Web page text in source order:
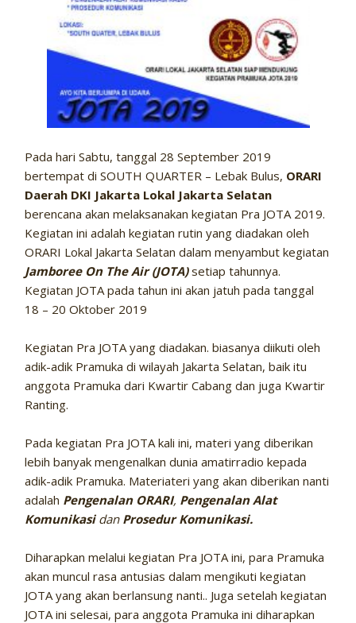
Pada hari Sabtu, tanggal 28 September 2019
bertempat di SOUTH QUARTER – Lebak Bulus, ORARI
Daerah DKI Jakarta Lokal Jakarta Selatan
berencana akan melaksanakan kegiatan Pra JOTA 2019.
Kegiatan ini adalah kegiatan rutin yang diadakan oleh
ORARI Lokal Jakarta Selatan dalam menyambut kegiatan
Jamboree On The Air (JOTA)setiap tahunnya.
Kegiatan JOTA pada tahun ini akan jatuh pada tanggal
18 – 20 Oktober 2019
Kegiatan Pra JOTA yang diadakan. biasanya diikuti oleh
adik-adik Pramuka di wilayah Jakarta Selatan, baik itu
anggota Pramuka dari Kwartir Cabang dan juga Kwartir
Ranting.
Pada kegiatan Pra JOTA kali ini, materi yang diberikan
lebih banyak mengenalkan dunia amatirradio kepada
adik-adik Pramuka. Materiateri yang akan diberikan nanti
adalah Pengenalan ORARI, Pengenalan Alat
Komunikasidan Prosedur Komunikasi.
Diharapkan melalui kegiatan Pra JOTA ini, para Pramuka
akan muncul rasa antusias dalam mengikuti kegiatan
JOTA yang akan berlansung nanti.. Juga setelah kegiatan
JOTA ini selesai, para anggota Pramuka ini diharapkan